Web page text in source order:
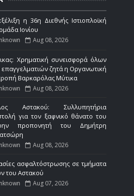
η 36η Διεθνής Ιστιοπλοϊκή
Ιονίου
Aug 08, 2026
Χρηματική συνεισφορά όλων
ζητά η Οργανωτική
Βαρκαρόλας Μύτικα
Aug 08, 2026
Αστακού: Συλλυπητήρια
για τον ξαφνικό θάνατο του
προπονητή του Δημήτρη
Aug 08, 2026
ασφαλτόστρωσης σε τμήματα
του Αστακού
Aug 07, 2026